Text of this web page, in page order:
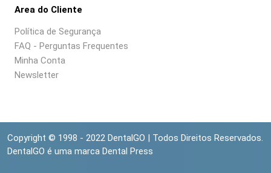
Area do Cliente
Política de Segurança
FAQ - Perguntas Frequentes
Minha Conta
Newsletter
Copyright © 1998 - 2022 DentalGO | Todos Direitos Reservados.
DentalGO é uma marca Dental Press